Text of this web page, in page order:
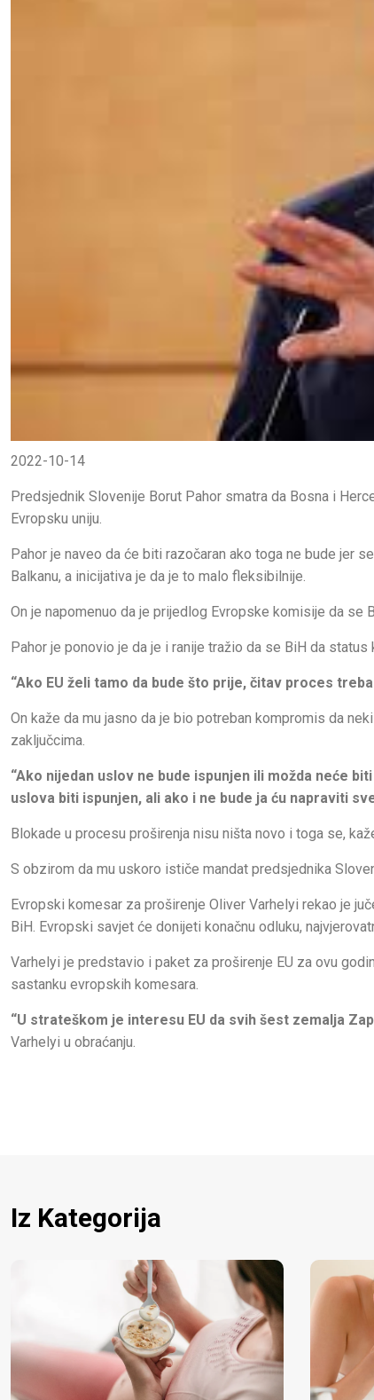
2022-10-14
Predsjednik Slovenije Borut Pahor smatra da Bosna i
Evropsku uniju.
Pahor je naveo da će biti razočaran ako toga ne bude jer
Balkanu, a inicijativa je da je to malo fleksibilnije.
On je napomenuo da je prijedlog Evropske komisije da
Pahor je ponovio je da je i ranije tražio da se BiH da
“Ako EU želi tamo da bude što prije, čitav proces
On kaže da mu jasno da je bio potreban kompromis da
zaključcima.
“Ako nijedan uslov ne bude ispunjen ili možda neće
uslova biti ispunjen, ali ako i ne bude ja ću napraviti
Blokade u procesu proširenja nisu ništa novo i toga se,
S obzirom da mu uskoro ističe mandat predsjednika
Evropski komesar za proširenje Oliver Varhelyi rekao je
BiH. Evropski savjet će donijeti konačnu odluku,
Varhelyi je predstavio i paket za proširenje EU za ovu
sastanku evropskih komesara.
“U strateškom je interesu EU da svih šest zemalja
Varhelyi u obraćanju.
Iz Kategorija